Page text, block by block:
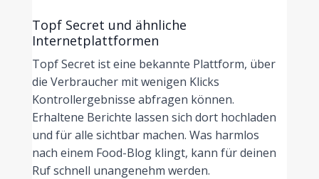
Topf Secret und ähnliche
Internetplattformen
Topf Secret ist eine bekannte Plattform, über
die Verbraucher mit wenigen Klicks
Kontrollergebnisse abfragen können.
Erhaltene Berichte lassen sich dort hochladen
und für alle sichtbar machen. Was harmlos
nach einem Food-Blog klingt, kann für deinen
Ruf schnell unangenehm werden.